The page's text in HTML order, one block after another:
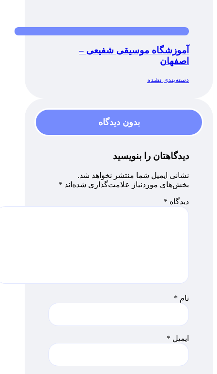
آموزشگاه موسیقی شفیعی –
اصفهان
دسته‌بندی نشده
بدون دیدگاه
دیدگاهتان را بنویسید
نشانی ایمیل شما منتشر نخواهد شد.
بخش‌های موردنیاز علامت‌گذاری شده‌اند *
دیدگاه *
نام *
ایمیل *